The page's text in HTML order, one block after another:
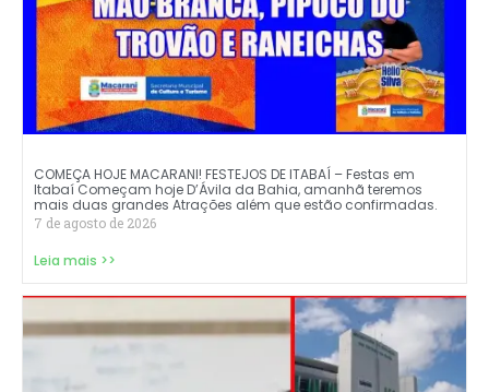
COMEÇA HOJE MACARANI! FESTEJOS DE ITABAÍ – Festas em
Itabaí Começam hoje D’Ávila da Bahia, amanhã teremos
mais duas grandes Atrações além que estão confirmadas.
7 de agosto de 2026
Leia mais >>